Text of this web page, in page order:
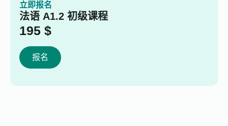
立即报名
法语 A1.2 初级课程
195 $
报名